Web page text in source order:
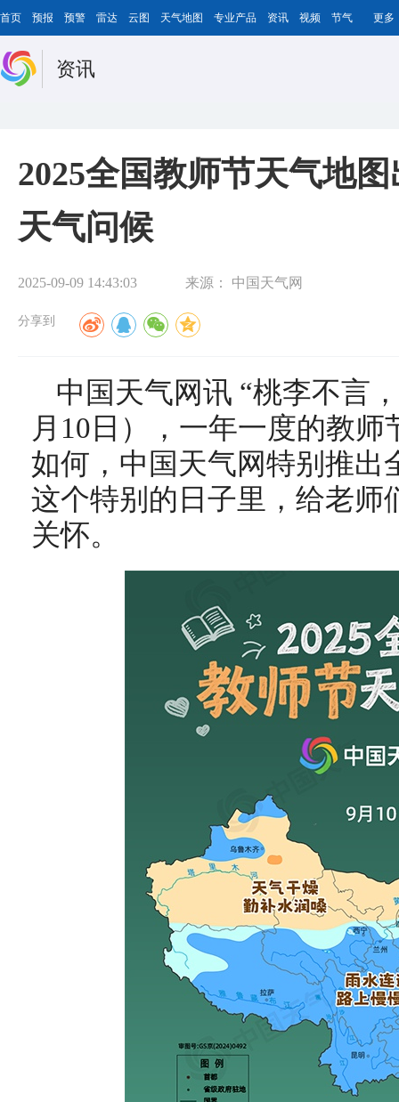
首页 预报 预警 雷达 云图 天气地图 专业产品 资讯 视频 节气 更多
资讯
2025全国教师节天气地
天气问候
2025-09-09 14:43:03 来源： 中国天气网
分享到
中国天气网讯 “桃李不言
月10日），一年一度的教
如何，中国天气网特别推出
这个特别的日子里，给老师
关怀。